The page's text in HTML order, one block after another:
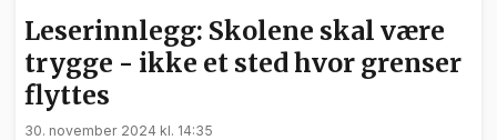
Leserinnlegg: Skolene skal være
trygge - ikke et sted hvor grenser
flyttes
30. november 2024 kl. 14:35